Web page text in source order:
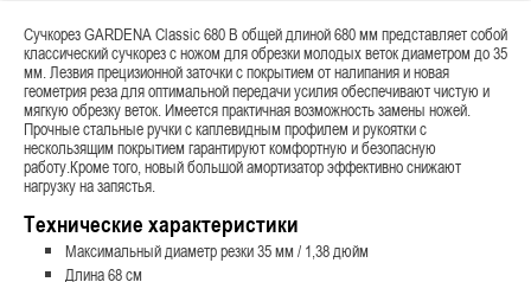
Сучкорез GARDENA Classic 680 B общей длиной 680 мм представляет собой
классический сучкорез с ножом для обрезки молодых веток диаметром до 35
мм. Лезвия прецизионной заточки с покрытием от налипания и новая
геометрия реза для оптимальной передачи усилия обеспечивают чистую и
мягкую обрезку веток. Имеется практичная возможность замены ножей.
Прочные стальные ручки с каплевидным профилем и рукоятки с
нескользящим покрытием гарантируют комфортную и безопасную
работу.Кроме того, новый большой амортизатор эффективно снижают
нагрузку на запястья.
Технические характеристики
Максимальный диаметр резки 35 мм / 1,38 дюйм
Длина 68 см